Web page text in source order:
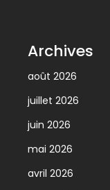
Archives
août 2026
juillet 2026
juin 2026
mai 2026
avril 2026